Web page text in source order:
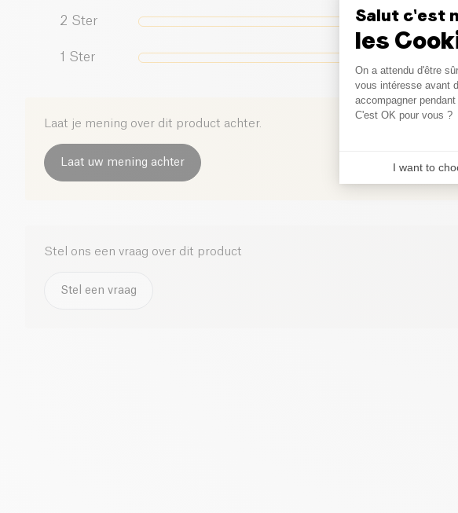
2 Ster 0
1 Ster
Laat je mening over dit product achter.
Laat uw mening achter
Stel ons een vraag over dit product
Stel een vraag
Salut c'est
les
Consent
On a attendu d'être
vous intéresse avant
accompagner pendant
C'est OK pour vous ?
I want to